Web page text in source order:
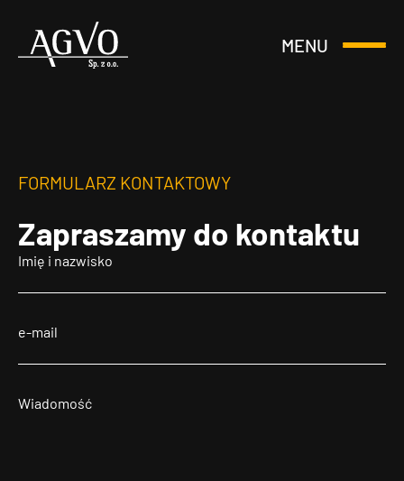
Header
MENU
Otwórz
FORMULARZ KONTAKTOWY
Zapraszamy do kontaktu